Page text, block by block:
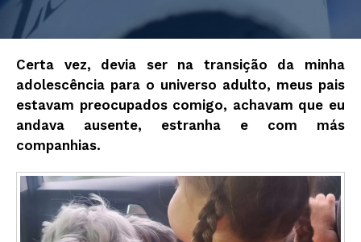
Certa vez, devia ser na transição da minha
adolescência para o universo adulto, meus pais
estavam preocupados comigo, achavam que eu
andava ausente, estranha e com más
companhias.